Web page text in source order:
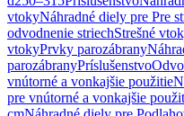
vtokyNáhradné diely pre Pre
odvodnenie striechStrešné
vtokyPrvky parozábrany
parozábranyPríslušenstvo
vnútorné a vonkajšie použitie
pre vnútorné a vonkajšie